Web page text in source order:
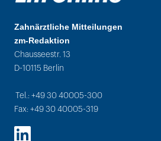
Zahnärztliche Mitteilungen
zm-Redaktion
Chausseestr. 13
D-10115 Berlin
Tel.: +49 30 40005-300
Fax: +49 30 40005-319